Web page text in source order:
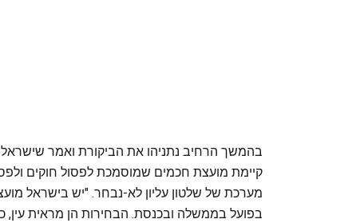
בהמשך הרחיב נתניהו את הביקורת ואמר שישראל
קיימת מועצת חכמים שמוסמכת לפסול חוקים
מערכת של שלטון עליון לא-נבחר. "יש בישראל
בפועל בממשלה ובכנסת. הבחירות הן מראית עין,